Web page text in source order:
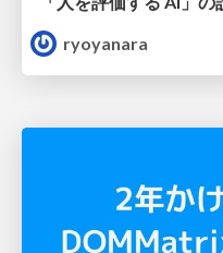
ryoyanara